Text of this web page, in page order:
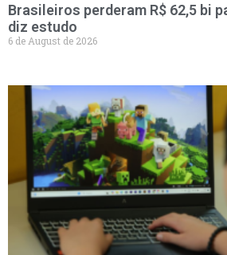
Brasileiros perderam R$ 62,5 bi
diz estudo
6 de August de 2026